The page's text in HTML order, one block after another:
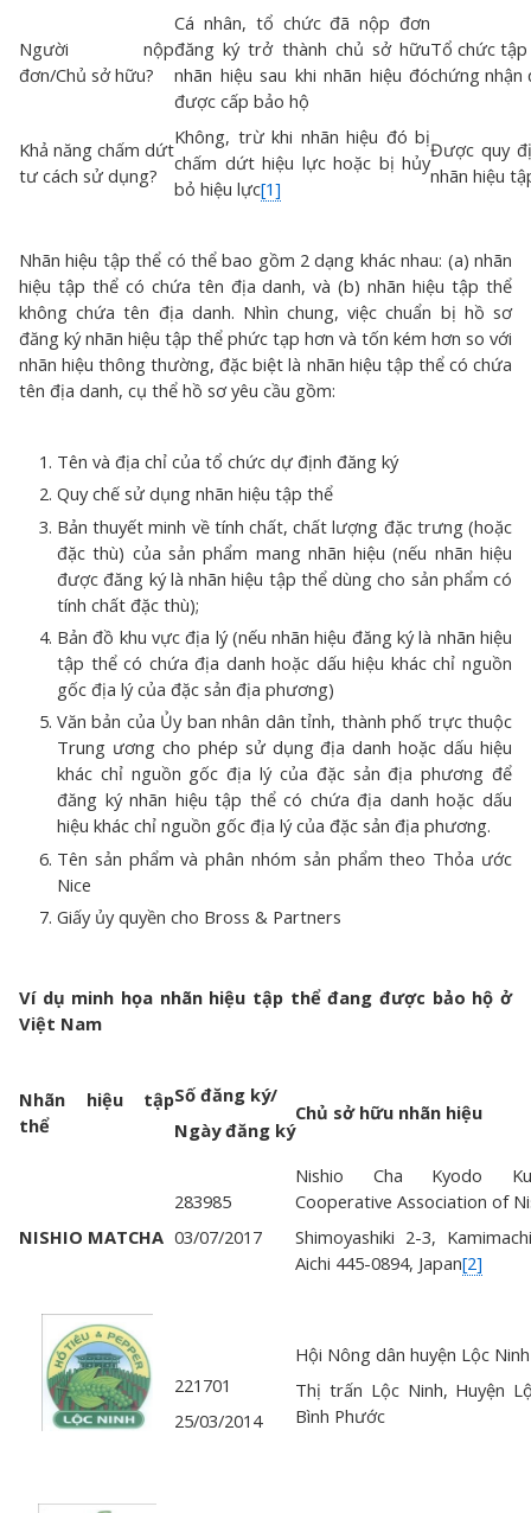
Người nộp
đơn/Chủ sở hữu?
Cá nhân, tổ chức đã nộp đơn
đăng ký trở thành chủ sở hữu
nhãn hiệu sau khi nhãn hiệu đó
được cấp bảo hộ
Tổ chức
chứng nhận
Khả năng chấm dứt
tư cách sử dụng?
Không, trừ khi nhãn hiệu đó bị
chấm dứt hiệu lực hoặc bị hủy
bỏ hiệu lực[1]
Được quy
nhãn hiệu
Nhãn hiệu tập thể có thể bao gồm 2 dạng khác nhau: (a) nhãn
hiệu tập thể có chứa tên địa danh, và (b) nhãn hiệu tập thể
không chứa tên địa danh. Nhìn chung, việc chuẩn bị hồ sơ
đăng ký nhãn hiệu tập thể phức tạp hơn và tốn kém hơn so với
nhãn hiệu thông thường, đặc biệt là nhãn hiệu tập thể có chứa
tên địa danh, cụ thể hồ sơ yêu cầu gồm:
Tên và địa chỉ của tổ chức dự định đăng ký
Quy chế sử dụng nhãn hiệu tập thể
Bản thuyết minh về tính chất, chất lượng đặc trưng (hoặc
đặc thù) của sản phẩm mang nhãn hiệu (nếu nhãn hiệu
được đăng ký là nhãn hiệu tập thể dùng cho sản phẩm có
tính chất đặc thù);
Bản đồ khu vực địa lý (nếu nhãn hiệu đăng ký là nhãn hiệu
tập thể có chứa địa danh hoặc dấu hiệu khác chỉ nguồn
gốc địa lý của đặc sản địa phương)
Văn bản của Ủy ban nhân dân tỉnh, thành phố trực thuộc
Trung ương cho phép sử dụng địa danh hoặc dấu hiệu
khác chỉ nguồn gốc địa lý của đặc sản địa phương để
đăng ký nhãn hiệu tập thể có chứa địa danh hoặc dấu
hiệu khác chỉ nguồn gốc địa lý của đặc sản địa phương.
Tên sản phẩm và phân nhóm sản phẩm theo Thỏa ước
Nice
Giấy ủy quyền cho Bross & Partners
Ví dụ minh họa nhãn hiệu tập thể đang được bảo hộ ở
Việt Nam
Nhãn hiệu tập
thể
Số đăng ký/
Ngày đăng ký
Chủ sở hữu nhãn hiệu
NISHIO MATCHA
283985
03/07/2017
Nishio Cha Kyodo
Cooperative Association of
Shimoyashiki 2-3,
Aichi 445-0894, Japan[2]
221701
25/03/2014
Hội Nông dân huyện Lộc Ninh
Thị trấn Lộc Ninh, Huyện
Bình Phước